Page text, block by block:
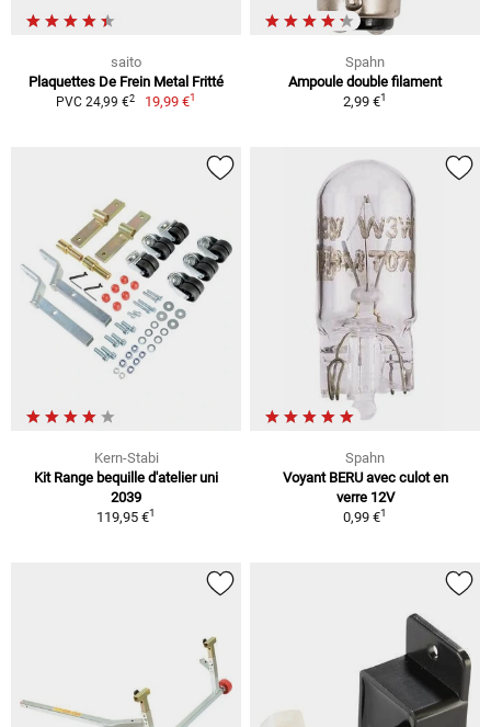
saito
Plaquettes De Frein Metal Fritté
PVC 24,99 €2 19,99 €1
Spahn
Ampoule double filament
2,99 €1
Kern-Stabi
Kit Range bequille d'atelier uni
2039
119,95 €1
Spahn
Voyant BERU avec culot en
verre 12V
0,99 €1